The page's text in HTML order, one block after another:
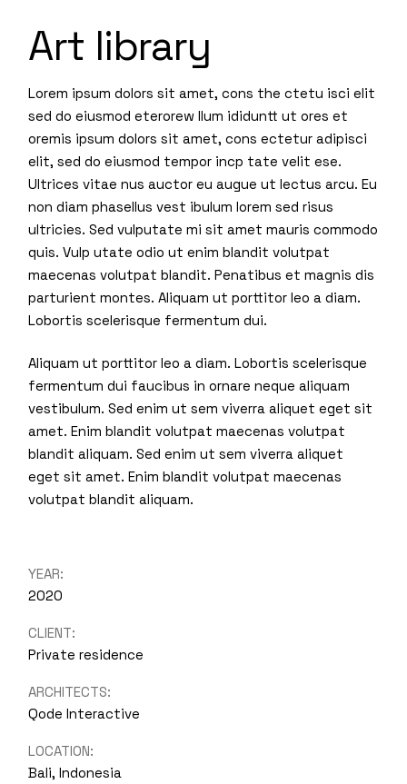
Art library
Lorem ipsum dolors sit amet, cons the ctetu isci elit
sed do eiusmod eterorew llum ididuntt ut ores et
oremis ipsum dolors sit amet, cons ectetur adipisci
elit, sed do eiusmod tempor incp tate velit ese.
Ultrices vitae nus auctor eu augue ut lectus arcu. Eu
non diam phasellus vest ibulum lorem sed risus
ultricies. Sed vulputate mi sit amet mauris commodo
quis. Vulp utate odio ut enim blandit volutpat
maecenas volutpat blandit. Penatibus et magnis dis
parturient montes. Aliquam ut porttitor leo a diam.
Lobortis scelerisque fermentum dui.
Aliquam ut porttitor leo a diam. Lobortis scelerisque
fermentum dui faucibus in ornare neque aliquam
vestibulum. Sed enim ut sem viverra aliquet eget sit
amet. Enim blandit volutpat maecenas volutpat
blandit aliquam. Sed enim ut sem viverra aliquet
eget sit amet. Enim blandit volutpat maecenas
volutpat blandit aliquam.
YEAR:
2020
CLIENT:
Private residence
ARCHITECTS:
Qode Interactive
LOCATION:
Bali, Indonesia